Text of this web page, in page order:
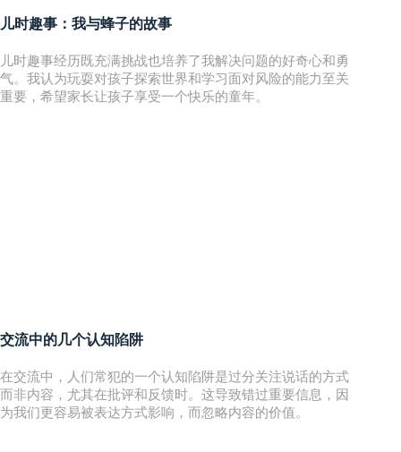
儿时趣事：我与蜂子的故事
儿时趣事经历既充满挑战也培养了我解决问题的好奇心和勇
气。我认为玩耍对孩子探索世界和学习面对风险的能力至关
重要，希望家长让孩子享受一个快乐的童年。
交流中的几个认知陷阱
在交流中，人们常犯的一个认知陷阱是过分关注说话的方式
而非内容，尤其在批评和反馈时。这导致错过重要信息，因
为我们更容易被表达方式影响，而忽略内容的价值。